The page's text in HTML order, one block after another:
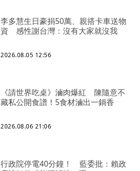
李多慧生日豪捐50萬、親搭卡車送物
資 感性謝台灣：沒有大家就沒我
2026.08.05 12:56
《請世界吃桌》滷肉爆紅 陳隨意不
藏私公開食譜！5食材滷出一鍋香
2026.08.06 21:06
行政院停電40分鐘！ 藍委批：賴政